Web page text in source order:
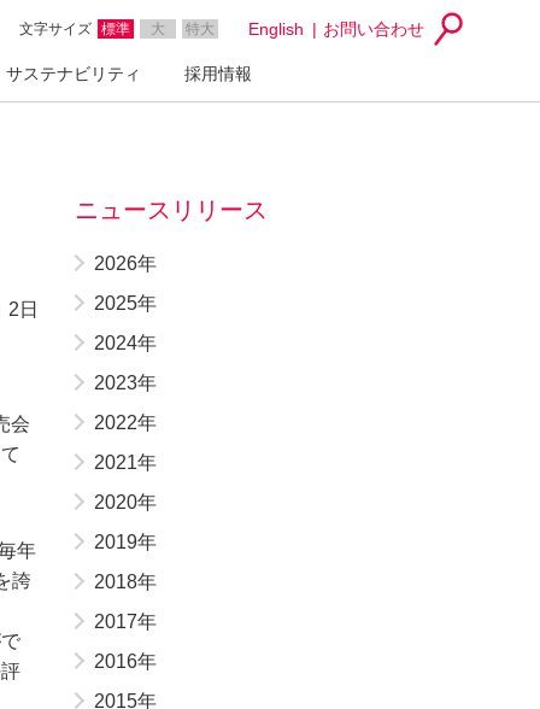
文字サイズ 標準 大 特大 English お問い合わせ
サステナビリティ 採用情報
2日
会
年
誇
ニュースリリース
2026年
2025年
2024年
2023年
2022年
2021年
2020年
2019年
2018年
2017年
2016年
2015年